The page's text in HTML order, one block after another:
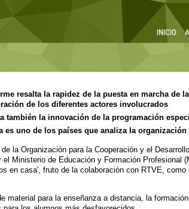
resalta la rapidez de la puesta en marcha de
de los diferentes actores involucrados
también la innovación de la programación
es uno de los países que analiza la
la Organización para la Cooperación y el
el Ministerio de Educación y Formación Profesional
en casa', fruto de la colaboración con RTVE,
material para la enseñanza a distancia, la